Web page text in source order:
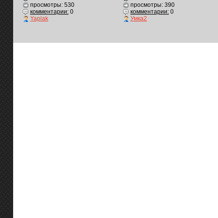
просмотры: 530
комментарии:0
Yaplak
просмотры: 390
комментарии:0
Умка2